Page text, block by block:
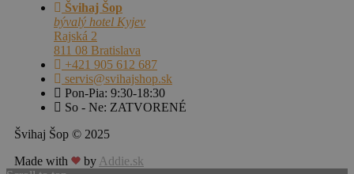
Švihaj Šop
bývalý hotel Kyjev
Rajská 2
811 08 Bratislava
+421 905 612 687
servis@svihajshop.sk
Pon-Pia: 9:30-18:30
So - Ne: ZATVORENÉ
Švihaj Šop © 2025
Made with
by Addie.sk